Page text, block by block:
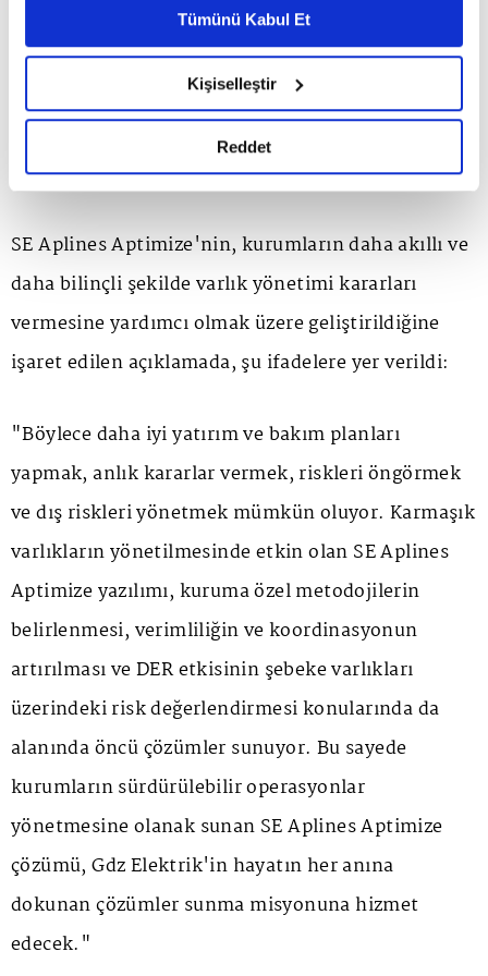
Metnimizi ziyaret edebilirsiniz.
6698 sayılı Kişisel Verilerin Korunması Kanunu uyarınca
okumak ve sitemizi ziyaretiniz kapsamında
gerçekleştirilen veri işleme faaliyetleri ile ilgili daha
detaylı bilgi almak için lütfentıklayınız.
Tümünü Kabul Et
Kişiselleştir
Reddet
gerçekleştirdiği son yatırımı kapsamında ise
operasyonel süreçlerinin yönetimi için Schneider
Electric ile anlaştı. Şirket, anlaşma kapsamında SE
Aplines Aptimize çözümünü operasyonlarına
entegre edecek.
SE Aplines Aptimize'nin, kurumların daha akıllı ve
daha bilinçli şekilde varlık yönetimi kararları
vermesine yardımcı olmak üzere geliştirildiğine
işaret edilen açıklamada, şu ifadelere yer verildi:
"Böylece daha iyi yatırım ve bakım planları
yapmak, anlık kararlar vermek, riskleri öngörmek
ve dış riskleri yönetmek mümkün oluyor. Karmaşık
varlıkların yönetilmesinde etkin olan SE Aplines
Aptimize yazılımı, kuruma özel metodojilerin
belirlenmesi, verimliliğin ve koordinasyonun
artırılması ve DER etkisinin şebeke varlıkları
üzerindeki risk değerlendirmesi konularında da
alanında öncü çözümler sunuyor. Bu sayede
kurumların sürdürülebilir operasyonlar
yönetmesine olanak sunan SE Aplines Aptimize
çözümü, Gdz Elektrik'in hayatın her anına
dokunan çözümler sunma misyonuna hizmet
edecek."